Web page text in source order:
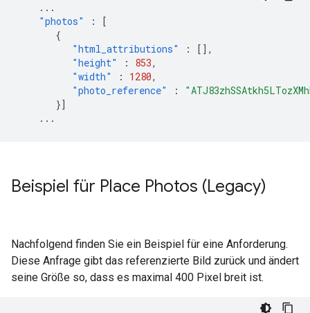
...
"photos"
:
[
{
"html_attributions"
:
[],
"height"
: 853,
"width"
: 1280,
"photo_reference"
:
}]
...
Beispiel für Place Photos (Legacy)
Nachfolgend finden Sie ein Beispiel für eine Anforderung.
Diese Anfrage gibt das referenzierte Bild zurück und ändert
seine Größe so, dass es maximal 400 Pixel breit ist.